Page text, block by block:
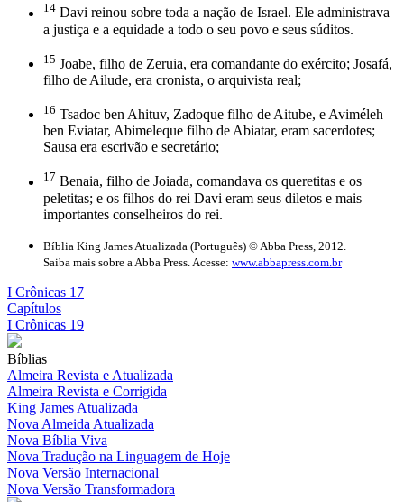
14 Davi reinou sobre toda a nação de Israel. Ele administrava
a justiça e a equidade a todo o seu povo e seus súditos.
15 Joabe, filho de Zeruia, era comandante do exército; Josafá,
filho de Ailude, era cronista, o arquivista real;
16 Tsadoc ben Ahituv, Zadoque filho de Aitube, e Aviméleh
ben Eviatar, Abimeleque filho de Abiatar, eram sacerdotes;
Sausa era escrivão e secretário;
17 Benaia, filho de Joiada, comandava os queretitas e os
peletitas; e os filhos do rei Davi eram seus diletos e mais
importantes conselheiros do rei.
Bíblia King James Atualizada (Português) © Abba Press, 2012.
Saiba mais sobre a Abba Press. Acesse: www.abbapress.com.br
I Crônicas 17
Capítulos
I Crônicas 19
Bíblias
Almeira Revista e Atualizada
Almeira Revista e Corrigida
King James Atualizada
Nova Almeida Atualizada
Nova Bíblia Viva
Nova Tradução na Linguagem de Hoje
Nova Versão Internacional
Nova Versão Transformadora